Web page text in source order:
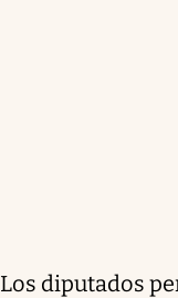
Los diputados